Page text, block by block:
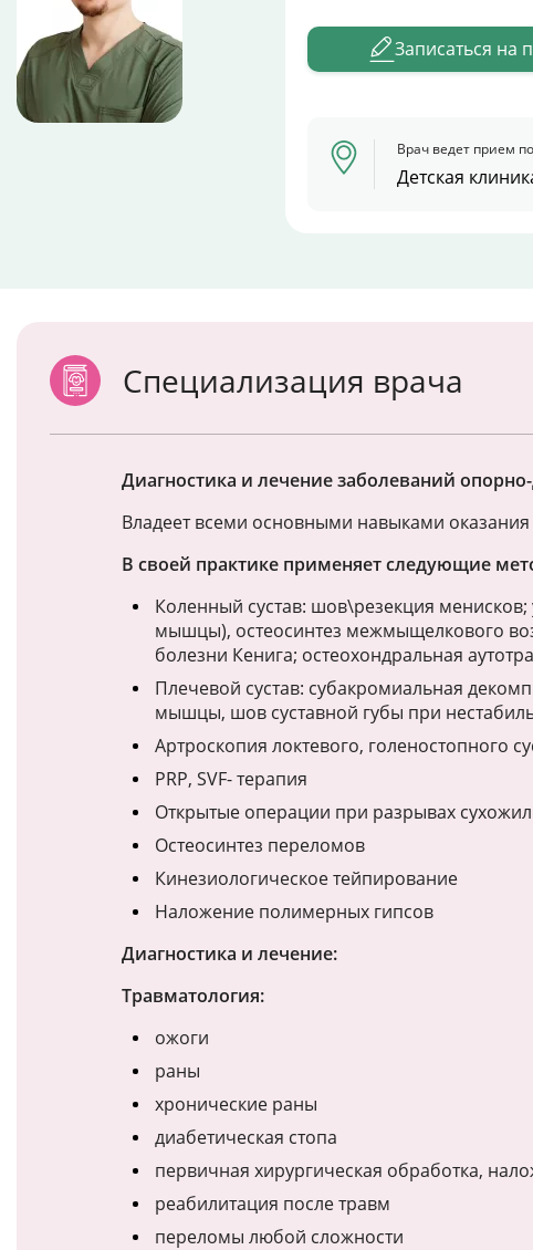
Записаться на
Врач ведет прием
Детская
Специализация врача
Диагностика и лечение заболеваний
Владеет всеми основными навыками
В своей практике применяет следующие
Коленный сустав: шов\резекция
мышцы), остеосинтез межмыщелкового
болезни Кенига; остеохондральная
Плечевой сустав: субакромиальная
мышцы, шов суставной губы при
Артроскопия локтевого, голеностопного
PRP, SVF- терапия
Открытые операции при разрывах
Остеосинтез переломов
Кинезиологическое тейпирование
Наложение полимерных гипсов
Диагностика и лечение:
Травматология:
ожоги
раны
хронические раны
диабетическая стопа
первичная хирургическая обработка,
реабилитация после травм
переломы любой сложности